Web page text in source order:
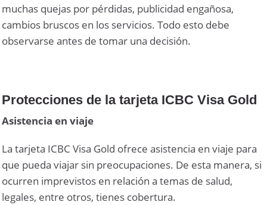
muchas quejas por pérdidas, publicidad engañosa,
cambios bruscos en los servicios. Todo esto debe
observarse antes de tomar una decisión.
Protecciones de la tarjeta ICBC Visa Gold
Asistencia en viaje
La tarjeta ICBC Visa Gold ofrece asistencia en viaje para
que pueda viajar sin preocupaciones. De esta manera, si
ocurren imprevistos en relación a temas de salud,
legales, entre otros, tienes cobertura.